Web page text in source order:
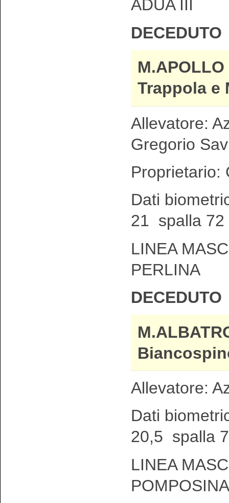
ADUA III
DECEDUTO
Trappola e
Allevatore:
Gregorio
Proprietario:
Dati
21 spalla 72
LINEA
PERLINA
DECEDUTO
Allevatore:
Dati
20,5 spalla
LINEA
POMPOSINA